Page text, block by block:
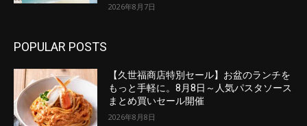
2026年8月7日
POPULAR POSTS
【久世福商店特別セール】お盆のランチを
もっと手軽に。8月8日～人気パスタソース
まとめ買いセール開催
2026年8月8日